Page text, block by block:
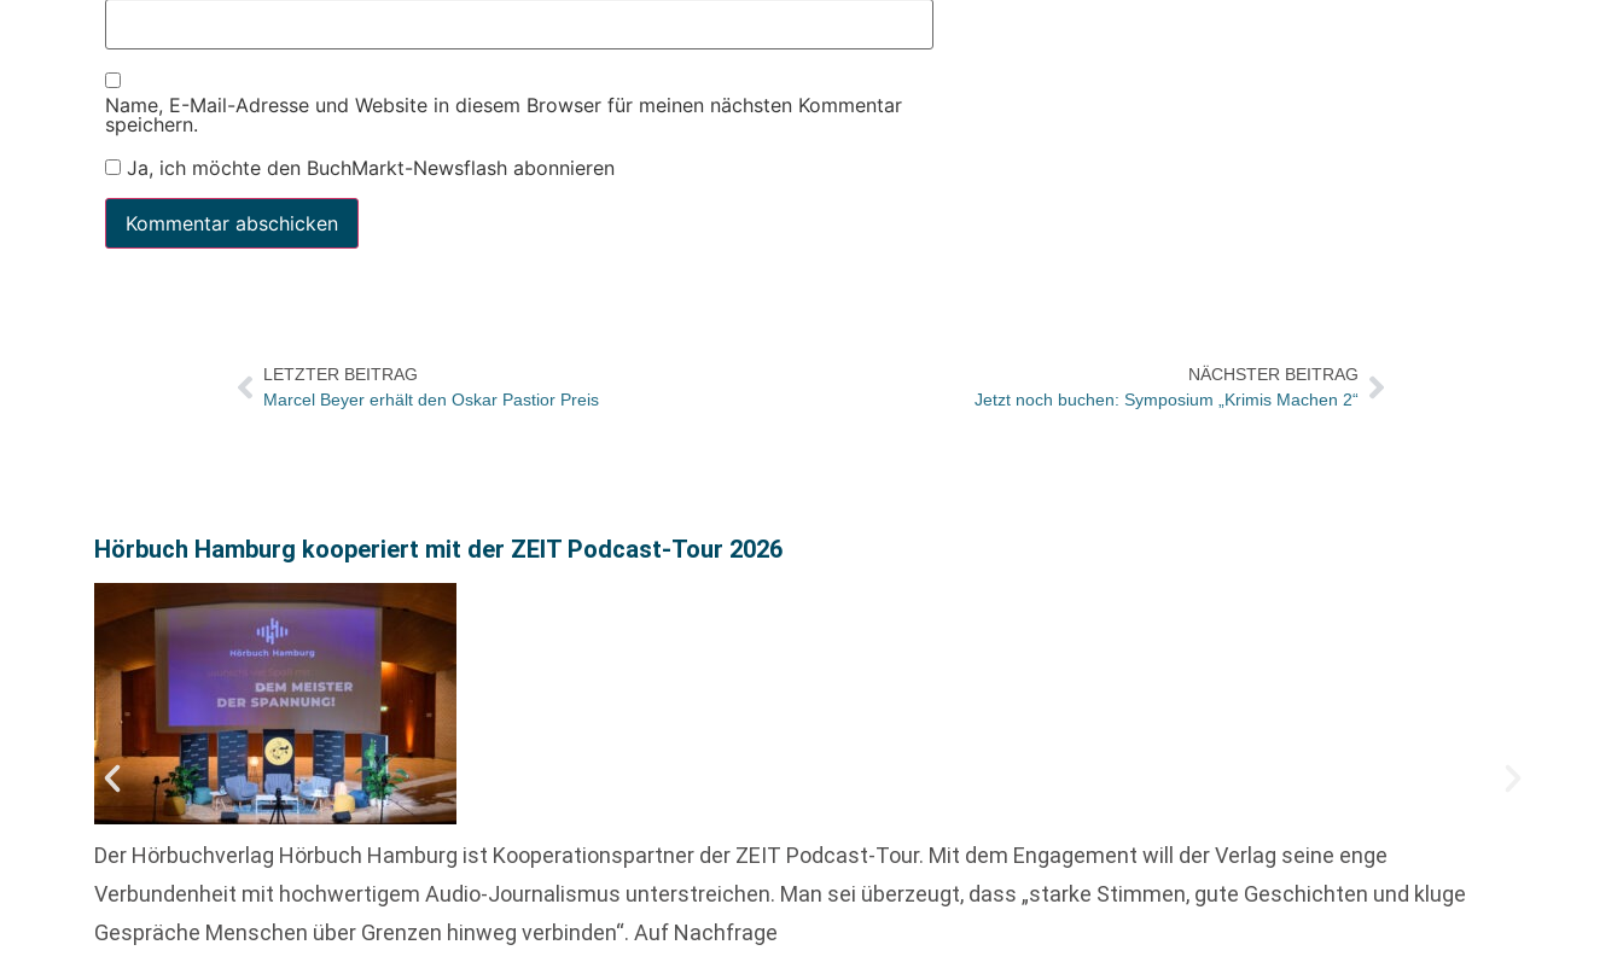
Name, E-Mail-Adresse und Website in diesem Browser für meinen nächsten Kommentar
speichern.
Ja, ich möchte den BuchMarkt-Newsflash abonnieren
LETZTER BEITRAG
Marcel Beyer erhält den Oskar Pastior Preis
NÄCHSTER BEITRAG
Jetzt noch buchen: Symposium „Krimis Machen 2“
Hörbuch Hamburg kooperiert mit der ZEIT Podcast-Tour 2026
Der Hörbuchverlag Hörbuch Hamburg ist Kooperationspartner der ZEIT Podcast-Tour. Mit dem Engagement will der Verlag seine enge
Verbundenheit mit hochwertigem Audio-Journalismus unterstreichen. Man sei überzeugt, dass „starke Stimmen, gute Geschichten und kluge
Gespräche Menschen über Grenzen hinweg verbinden“. Auf Nachfrage